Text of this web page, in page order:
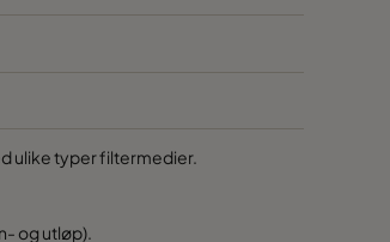
ulike typer filtermedier.
og utløp).